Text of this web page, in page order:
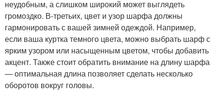
неудобным, а слишком широкий может выглядеть
громоздко. В-третьих, цвет и узор шарфа должны
гармонировать с вашей зимней одеждой. Например,
если ваша куртка темного цвета, можно выбрать шарф с
ярким узором или насыщенным цветом, чтобы добавить
акцент. Также стоит обратить внимание на длину шарфа
— оптимальная длина позволяет сделать несколько
оборотов вокруг головы.